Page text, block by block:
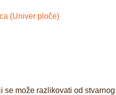
(Univer ploče)
se može razlikovati od stvarnog